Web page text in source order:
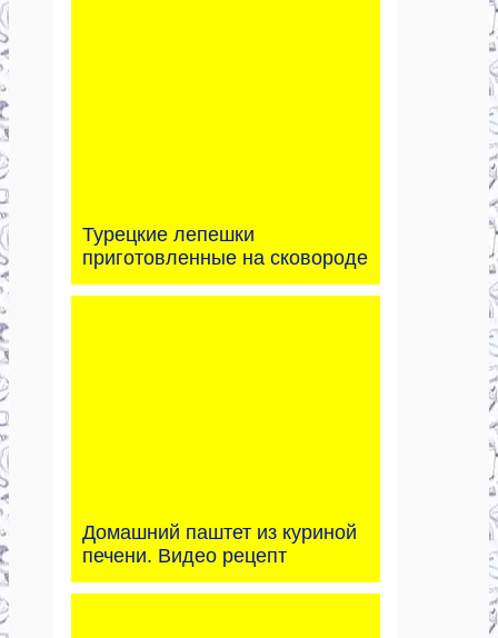
Турецкие лепешки
приготовленные на сковороде
Домашний паштет из куриной
печени. Видео рецепт